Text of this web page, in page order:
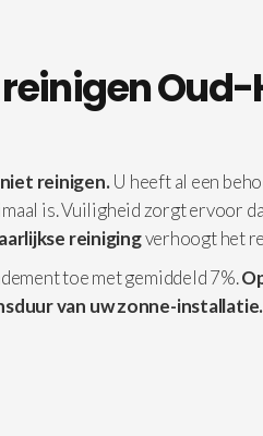
Oud-
reinigen.U heeft al een
is. Vuiligheid zorgt ervoor
reinigingverhoogt het
toe met gemiddeld 7%.
van uw zonne-installatie.